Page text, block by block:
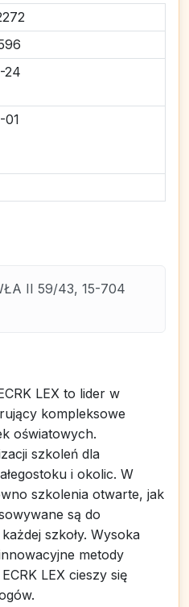
24
01
II 59/43, 15-704
LEX to lider w
kompleksowe
oświatowych.
szkoleń dla
i okolic. W
szkolenia otwarte, jak
są do
szkoły. Wysoka
metody
LEX cieszy się